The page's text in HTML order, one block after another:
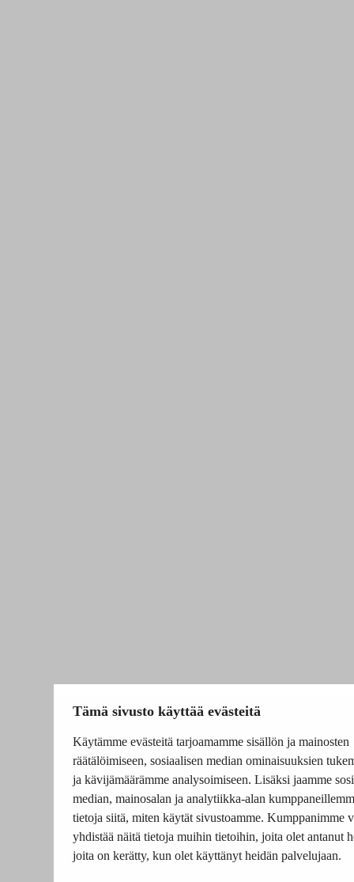
Tämä sivusto käyttää evästeitä
Käytämme evästeitä tarjoamamme sisällön ja mainosten
räätälöimiseen, sosiaalisen median ominaisuuksien
ja kävijämäärämme analysoimiseen. Lisäksi jaamme
median, mainosalan ja analytiikka-alan
tietoja siitä, miten käytät sivustoamme. Kumppanimme
yhdistää näitä tietoja muihin tietoihin, joita olet antanut
joita on kerätty, kun olet käyttänyt heidän palvelujaan.